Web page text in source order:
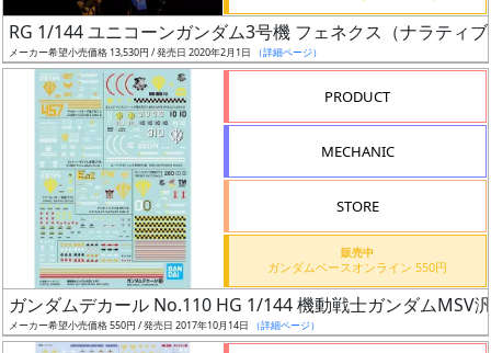
日
発
売
Web
プッ
シュ
通知
対象
ギ
ャ
ラ
RG 1/144 ユニコーンガンダム3号機 フェネクス（ナラティブ
メーカー希望小売価格 13,530円 / 発売日 2020年2月1日 （詳細ページ）
PRODUCT
MECHANIC
STORE
販売中
ガンダムベースオンライン 550円
ガンダムデカール No.110 HG 1/144 機動戦士ガンダムMSV
メーカー希望小売価格 550円 / 発売日 2017年10月14日 （詳細ページ）